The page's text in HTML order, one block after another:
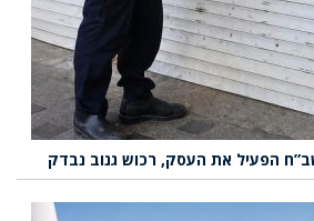
הפעיל את העסק, רכוש גנוב נבדק